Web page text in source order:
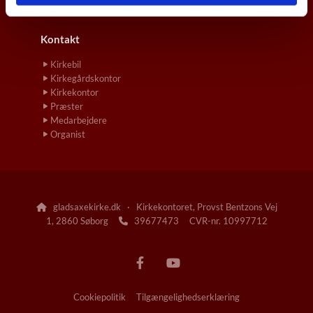
Vielse
Kontakt
Kirkebil
Kirkegårdskontor
Kirkekontor
Præster
Medarbejdere
Organist
gladsaxekirke.dk · Kirkekontoret, Provst Bentzons Vej
1, 2860 Søborg
39677473 CVR-nr. 10997712
Cookiepolitik Tilgængelighedserklæring